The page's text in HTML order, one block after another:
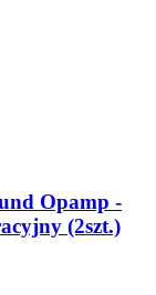
Opamp -
(2szt.)